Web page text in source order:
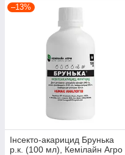
–13%
Інсекто-акарицид Брунька
р.к. (100 мл), Кемілайн Агро